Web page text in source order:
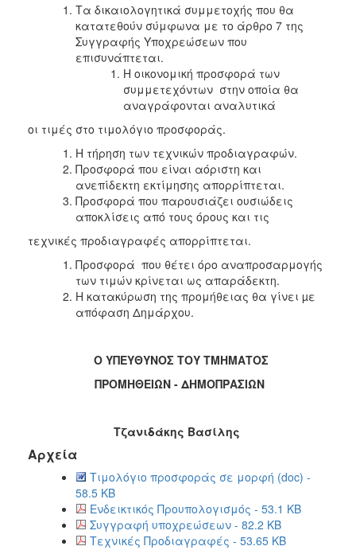
Τα δικαιολογητικά συμμετοχής που θα
κατατεθούν σύμφωνα με το άρθρο 7 της
Συγγραφής Υποχρεώσεων που
επισυνάπτεται.
Η οικονομική προσφορά των
συμμετεχόντων στην οποία θα
αναγράφονται αναλυτικά
οι τιμές στο τιμολόγιο προσφοράς.
Η τήρηση των τεχνικών προδιαγραφών.
Προσφορά που είναι αόριστη και
ανεπίδεκτη εκτίμησης απορρίπτεται.
Προσφορά που παρουσιάζει ουσιώδεις
αποκλίσεις από τους όρους και τις
τεχνικές προδιαγραφές απορρίπτεται.
Προσφορά που θέτει όρο αναπροσαρμογής
των τιμών κρίνεται ως απαράδεκτη.
Η κατακύρωση της προμήθειας θα γίνει µε
απόφαση Δημάρχου.
Ο ΥΠΕΥΘΥΝΟΣ ΤΟΥ ΤΜΗΜΑΤΟΣ
ΠΡΟΜΗΘΕΙΩΝ - ΔΗΜΟΠΡΑΣΙΩΝ
Τζανιδάκης Βασίλης
Αρχεία
Τιμολόγιο προσφοράς σε μορφή (doc) -
58.5 KB
Ενδεικτικός Προυπολογισμός - 53.1 KB
Συγγραφή υποχρεώσεων - 82.2 KB
Τεχνικές Προδιαγραφές - 53.65 KB